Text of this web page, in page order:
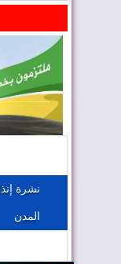
المدن